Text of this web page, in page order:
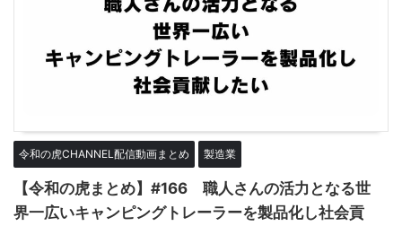
令和の虎CHANNEL配信動画まとめ 製造業
【令和の虎まとめ】#166 職人さんの活力となる世
界一広いキャンピングトレーラーを製品化し社会貢